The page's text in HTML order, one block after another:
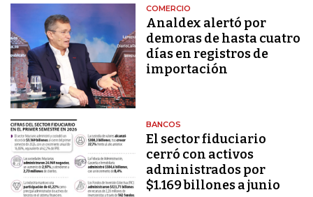
COMERCIO
Analdex alertó por
demoras de hasta cuatro
días en registros de
importación
BANCOS
El sector fiduciario
cerró con activos
administrados por
$1.169 billones a junio